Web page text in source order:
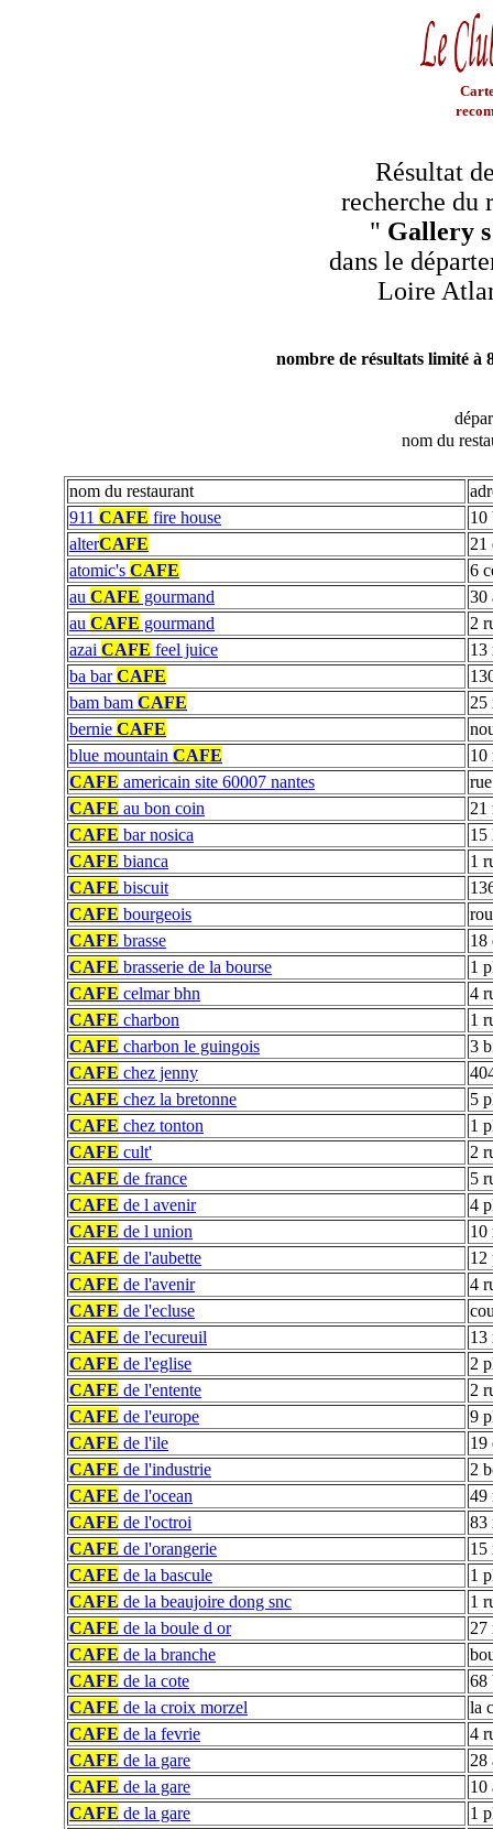
Résultat
recherche du
" Gallery
dans le
Loire
nombre de résultats limité à
nom du
nom du restaurant
911 CAFE fire house
10
alterCAFE
21
atomic's CAFE
6
au CAFE gourmand
30
au CAFE gourmand
2
azai CAFE feel juice
13
ba barCAFE
bam bam CAFE
25
bernie CAFE
blue mountain CAFE
10
CAFE americain site 60007 nantes
CAFE au bon coin
21
CAFE bar nosica
15
CAFE bianca
1
CAFE biscuit
CAFE bourgeois
CAFE brasse
18
CAFE brasserie de la bourse
1
CAFE celmar bhn
4
CAFE charbon
1
CAFE charbon le guingois
3
CAFE chez jenny
CAFE chez la bretonne
5
CAFE chez tonton
1
CAFE cult'
2
CAFE de france
5
CAFE de l avenir
4
CAFE de l union
10
CAFE de l'aubette
12
CAFE de l'avenir
4
CAFE de l'ecluse
CAFE de l'ecureuil
13
CAFE de l'eglise
2
CAFE de l'entente
2
CAFE de l'europe
9
CAFE de l'ile
19
CAFE de l'industrie
2
CAFE de l'ocean
49
CAFE de l'octroi
83
CAFE de l'orangerie
15
CAFE de la bascule
1
CAFE de la beaujoire dong snc
1
CAFE de la boule d or
27
CAFE de la branche
CAFE de la cote
68
CAFE de la croix morzel
la
CAFE de la fevrie
4
CAFE de la gare
28
CAFE de la gare
10
CAFE de la gare
1